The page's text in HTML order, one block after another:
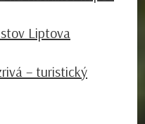
Liptova
– turistický